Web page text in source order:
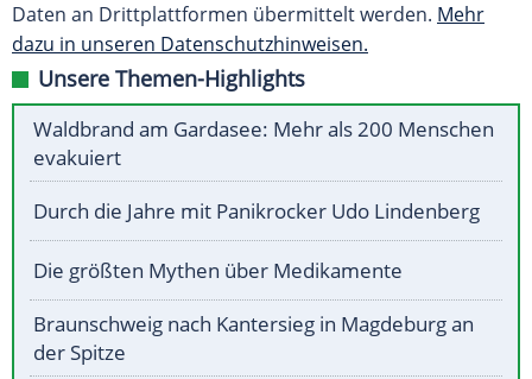
Daten an Drittplattformen übermittelt werden. Mehr
dazu in unseren Datenschutzhinweisen.
Unsere Themen-Highlights
Waldbrand am Gardasee: Mehr als 200 Menschen
evakuiert
Durch die Jahre mit Panikrocker Udo Lindenberg
Die größten Mythen über Medikamente
Braunschweig nach Kantersieg in Magdeburg an
der Spitze